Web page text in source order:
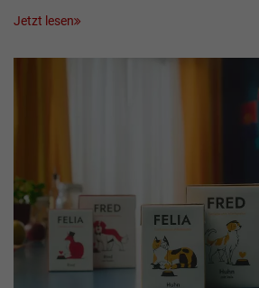
Jetzt lesen